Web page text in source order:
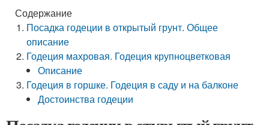
Содержание
Посадка годеции в открытый грунт. Общее
описание
Годеция махровая. Годеция крупноцветковая
Описание
Годеция в горшке. Годеция в саду и на балконе
Достоинства годеции